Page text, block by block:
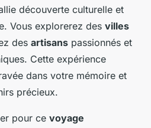
découverte culturelle et
Vous explorerez des villes
des artisans passionnés et
Cette expérience
dans votre mémoire et
précieux.
pour ce voyage